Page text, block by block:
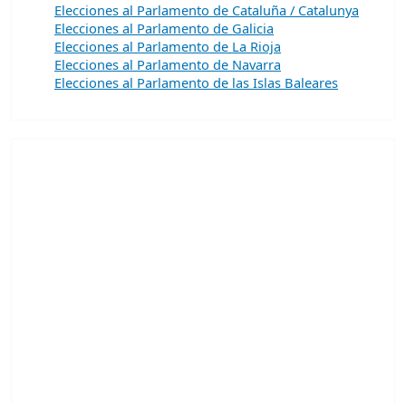
Elecciones al Parlamento de Cataluña / Catalunya
Elecciones al Parlamento de Galicia
Elecciones al Parlamento de La Rioja
Elecciones al Parlamento de Navarra
Elecciones al Parlamento de las Islas Baleares